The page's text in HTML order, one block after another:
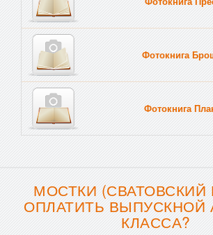
Фотокнига
Фотокнига
МОСТКИ (СВАТОВСКИЙ
ОПЛАТИТЬ ВЫПУСКНОЙ
КЛАССА?